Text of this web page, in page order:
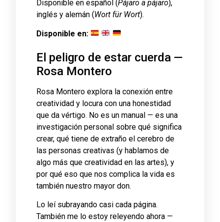
Disponible en español (Pájaro a pájaro),
inglés y alemán (Wort für Wort).
Disponible en:
El peligro de estar cuerda —
Rosa Montero
Rosa Montero explora la conexión entre
creatividad y locura con una honestidad
que da vértigo. No es un manual — es una
investigación personal sobre qué significa
crear, qué tiene de extraño el cerebro de
las personas creativas (y hablamos de
algo más que creatividad en las artes), y
por qué eso que nos complica la vida es
también nuestro mayor don.
Lo leí subrayando casi cada página.
También me lo estoy releyendo ahora —